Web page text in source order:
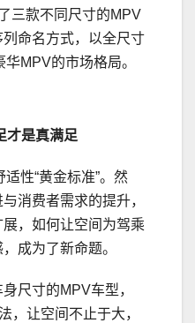
三款不同尺寸的MPV
命名方式，以全尺寸
MPV的市场格局。
才是真满足
性“黄金标准”。然
消费者需求的提升，
，如何让空间为驾乘
成为了新命题。
尺寸的MPV车型，
，让空间不止于大，